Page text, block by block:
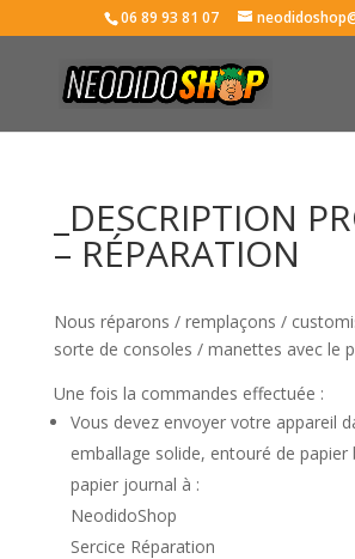
06 89 93 81 07
_DESCRIPTION
– RÉPARATION
Nous réparons / remplaçons /
sorte de consoles / manettes avec le
Une fois la commandes effectuée :
Vous devez envoyer votre appareil
emballage solide, entouré de papier
papier journal à :
NeodidoShop
Sercice Réparation